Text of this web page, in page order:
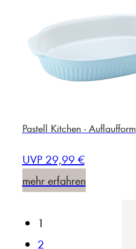
Pastell Kitchen - Auflaufform
UVP 29,99 €
mehr erfahren
1
2